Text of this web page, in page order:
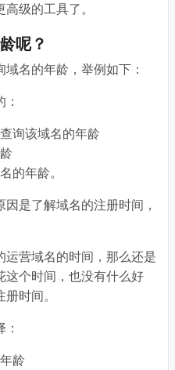
级的工具了。
呢？
名的年龄，举例如下：
询该域名的年龄
的年龄。
是了解域名的注册时间，
营域名的时间，那么还是
这个时间，也没有什么好
时间。
龄